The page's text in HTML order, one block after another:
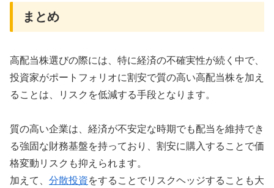
まとめ
高配当株選びの際には、特に経済の不確実性が続く中で、
投資家がポートフォリオに割安で質の高い高配当株を加え
ることは、リスクを低減する手段となります。
質の高い企業は、経済が不安定な時期でも配当を維持でき
る強固な財務基盤を持っており、割安に購入することで価
格変動リスクも抑えられます。
加えて、 分散投資をすることでリスクヘッジすることも大